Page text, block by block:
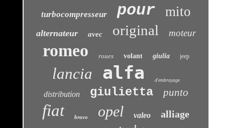
turbocompresseur pour mito
alternateur avec original moteur
romeo roues volant giulia jeep
lancia alfa d'embrayage
distribution giulietta punto
fiat bravo opel valeo alliage